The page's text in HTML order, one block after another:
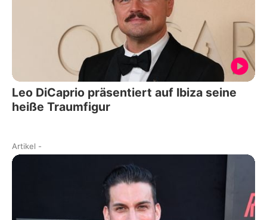
Leo DiCaprio präsentiert auf Ibiza seine
heiße Traumfigur
Artikel -